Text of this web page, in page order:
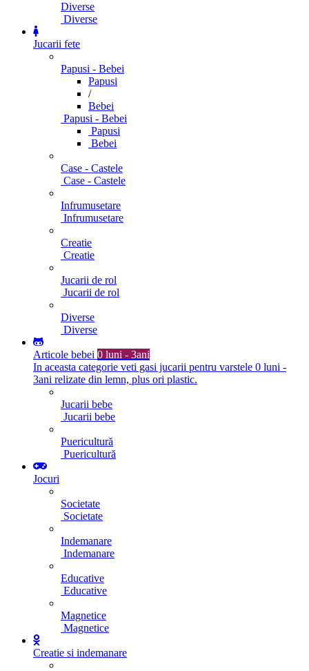
Diverse
Diverse
Jucarii fete
Papusi - Bebei
Papusi
/
Bebei
Papusi - Bebei
Papusi
Bebei
Case - Castele
Case - Castele
Infrumusetare
Infrumusetare
Creatie
Creatie
Jucarii de rol
Jucarii de rol
Diverse
Diverse
Articole bebei 0 luni - 3ani
In aceasta categorie veti gasi jucarii pentru varstele 0 luni -
3ani relizate din lemn, plus ori plastic.
Jucarii bebe
Jucarii bebe
Puericultură
Puericultură
Jocuri
Societate
Societate
Indemanare
Indemanare
Educative
Educative
Magnetice
Magnetice
Creatie si indemanare